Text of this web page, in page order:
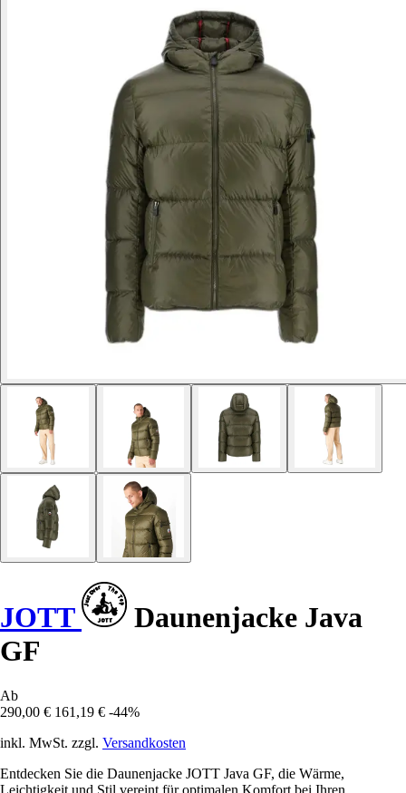
JOTT
Daunenjacke Java
GF
Ab
290,00 € 161,19 € -44%
inkl. MwSt. zzgl. Versandkosten
Entdecken Sie die Daunenjacke JOTT Java GF, die Wärme,
Leichtigkeit und Stil vereint für optimalen Komfort bei Ihren